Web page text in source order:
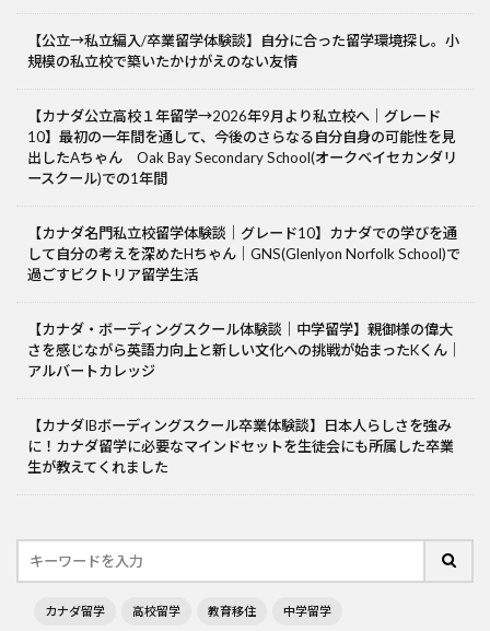
【公立→私立編入/卒業留学体験談】自分に合った留学環境探し。小
規模の私立校で築いたかけがえのない友情
【カナダ公立高校１年留学→2026年9月より私立校へ｜グレード
10】最初の一年間を通して、今後のさらなる自分自身の可能性を見
出したAちゃん Oak Bay Secondary School(オークベイセカンダリ
ースクール)での1年間
【カナダ名門私立校留学体験談｜グレード10】カナダでの学びを通
して自分の考えを深めたHちゃん｜GNS(Glenlyon Norfolk School)で
過ごすビクトリア留学生活
【カナダ・ボーディングスクール体験談｜中学留学】親御様の偉大
さを感じながら英語力向上と新しい文化への挑戦が始まったKくん｜
アルバートカレッジ
【カナダIBボーディングスクール卒業体験談】日本人らしさを強み
に！カナダ留学に必要なマインドセットを生徒会にも所属した卒業
生が教えてくれました
カナダ留学 高校留学 教育移住 中学留学